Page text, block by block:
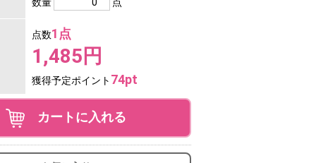
点数1点
1,485円
獲得予定ポイント 74pt
カートに入れる